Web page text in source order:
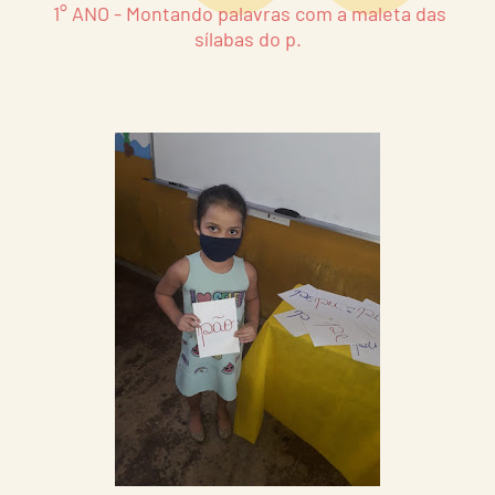
1° ANO - Montando palavras com a maleta das
sílabas do p.